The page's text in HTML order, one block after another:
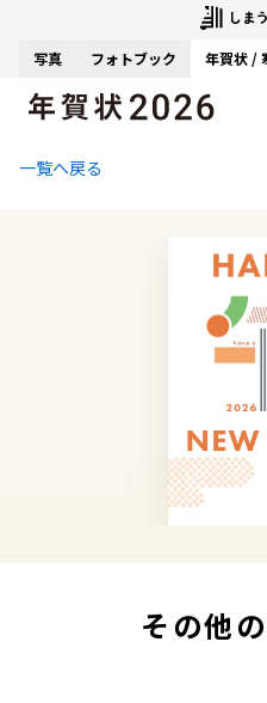
写真 フォトブック 年賀状 /
一覧へ戻る
その他